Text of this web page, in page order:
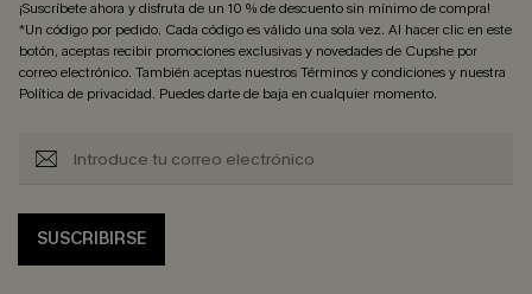
¡Suscríbete ahora y disfruta de un 10 % de descuento sin mínimo de compra!
*Un código por pedido. Cada código es válido una sola vez. Al hacer clic en este
botón, aceptas recibir promociones exclusivas y novedades de Cupshe por
correo electrónico. También aceptas nuestrosTérminos y condicionesy nuestra
Política de privacidad. Puedes darte de baja en cualquier momento.
SUSCRIBIRSE